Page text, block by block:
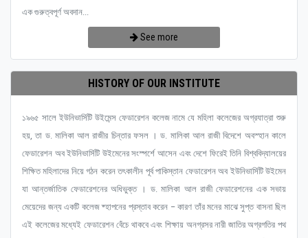
এক গুরুত্বপূর্ণ অবদান...
See more
HISTORY OF OUR INSTITUTE
১৯৬৫ সালে ইউনিভার্সিটি উইমেন্স ফেডারেশন কলেজ নামে যে মহিলা কলেজের অগ্রযাত্রা শুরু
হয়, তা ড. মালিকা আল রাজীর চিন্তার ফসল । ড. মালিকা আল রাজী বিদেশে অবস্হান কালে
ফেডারেশন অব ইউনিভার্সিটি উইমেনের সংস্পর্শে আসেন এবং দেশে ফিরেই তিনি বিশ্ববিদ্যালয়ের
শিক্ষিত মহিলাদের নিয়ে গঠন করেন তৎকালীন পূর্ব পাকিস্তান ফেডারেশন অব ইউনিভার্সিটি উইমেন
যা আন্তর্জাতিক ফেডারেশনের অধিভুক্ত । ড. মালিকা আল রাজী ফেডারেশনের এক সভায়
মেয়েদের জন্য একটি কলেজ ষ্হাপনের প্রস্তাব করেন – কারণ তাঁর মনের মাঝে সুপ্ত বাসনা ছিল
এই কলেজের মধ্যেই ফেডারেশন বেঁচে থাকবে এবং শিক্ষায় অনগ্রসর নারী জাতির অগ্রগতির পথ